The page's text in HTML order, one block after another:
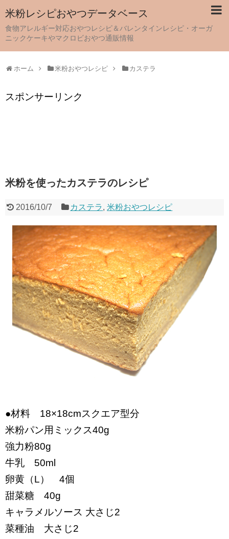
米粉レシピおやつデータベース
食物アレルギー対応おやつレシピ＆バレンタインレシピ・オーガ
ニックケーキやマクロビおやつ通販情報
ホーム 米粉おやつレシピ カステラ
スポンサーリンク
米粉を使ったカステラのレシピ
2016/10/7 カステラ,米粉おやつレシピ
●材料 18×18cmスクエア型分
米粉パン用ミックス40g
強力粉80g
牛乳 50ml
卵黄（L） 4個
甜菜糖 40g
キャラメルソース 大さじ2
菜種油 大さじ2